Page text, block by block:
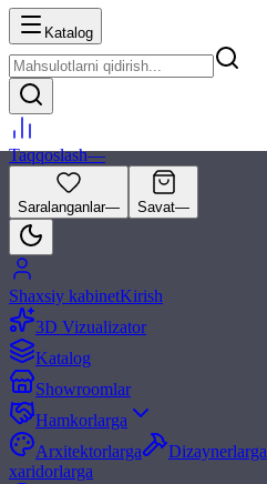
Katalog
Taqqoslash—
Saralanganlar— Savat—
Shaxsiy kabinetKirish
3D Vizualizator
Katalog
Showroomlar
Hamkorlarga
Arxitektorlarga
Dizaynerlarga
xaridorlarga